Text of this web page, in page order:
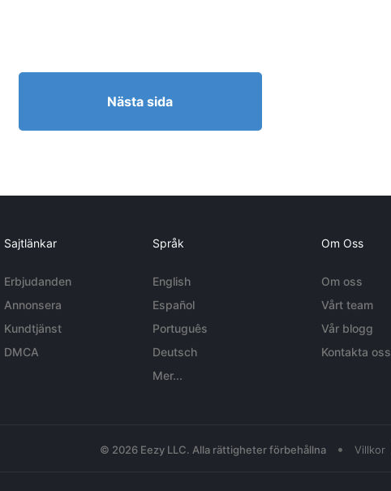
Nästa sida
Sajtlänkar
Erbjudanden
Annonsera
Kundtjänst
DMCA
Språk
English
Español
Português
Deutsch
Mer...
Om Oss
Om oss
Vårt team
Vår blogg
Kontakta oss
© 2026 Eezy LLC. Alla rättigheter förbehållna • Villkor